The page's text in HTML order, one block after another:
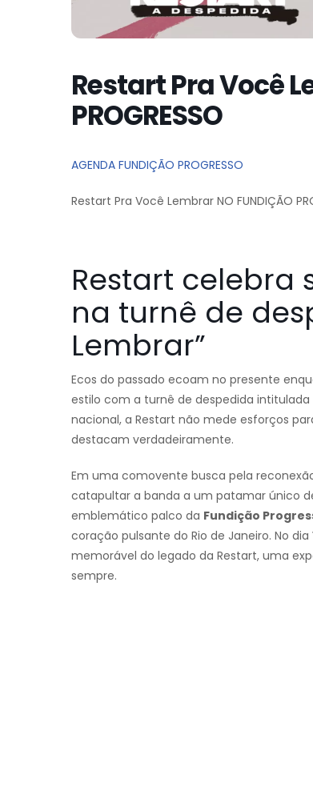
Restart Pra Você
PROGRESSO
AGENDA FUNDIÇÃO PROGRESSO
Restart Pra Você Lembrar NO FUNDIÇÃO
Restart celebra
na turnê de
Lembrar”
Ecos do passado ecoam no presente
estilo com a turnê de despedida intitulada
nacional, a Restart não mede esforços
destacam verdadeiramente.
Em uma comovente busca pela
catapultar a banda a um patamar único
emblemático palco da Fundição
coração pulsante do Rio de Janeiro. No dia
memorável do legado da Restart, uma
sempre.